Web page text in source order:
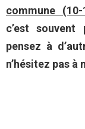
commune
c’est
pensez à
n’hésitez pas